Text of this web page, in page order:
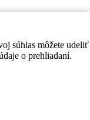
súhlas môžete udeliť
o prehliadaní.